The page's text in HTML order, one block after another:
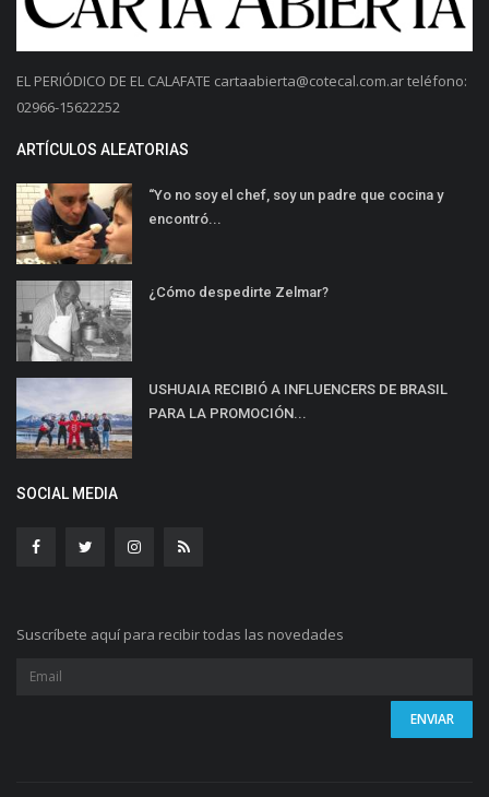
EL PERIÓDICO DE EL CALAFATE cartaabierta@cotecal.com.arteléfono:
02966-15622252
ARTÍCULOS ALEATORIAS
“Yo no soy el chef, soy un padre que cocina y
encontró...
¿Cómo despedirte Zelmar?
USHUAIA RECIBIÓ A INFLUENCERS DE BRASIL
PARA LA PROMOCIÓN...
SOCIAL MEDIA
Suscríbete aquí para recibir todas las novedades